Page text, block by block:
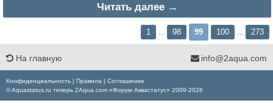
Читать далее →
1 98 99 100 273
На главную info@2aqua.com
Конфиденциальность | Правила | Соглашение
© Aquastatus.ru теперь 2Aqua.com «Форум Аквастатус» 2009-2026